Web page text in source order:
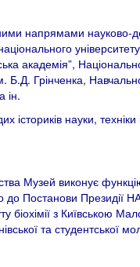
напрямами науково-
академія”,
Б.Д. Грінченка,
ін.
науки, техніки
Музей виконує
до Постанови
біохімії з Київською
та студентської